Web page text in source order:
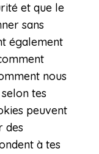
et que le
sans
également
nous
tes
peuvent
des
à tes